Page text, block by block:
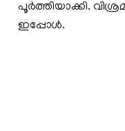
പൂര്‍ത്തിയാക്കി.
ഇപ്പോള്‍.